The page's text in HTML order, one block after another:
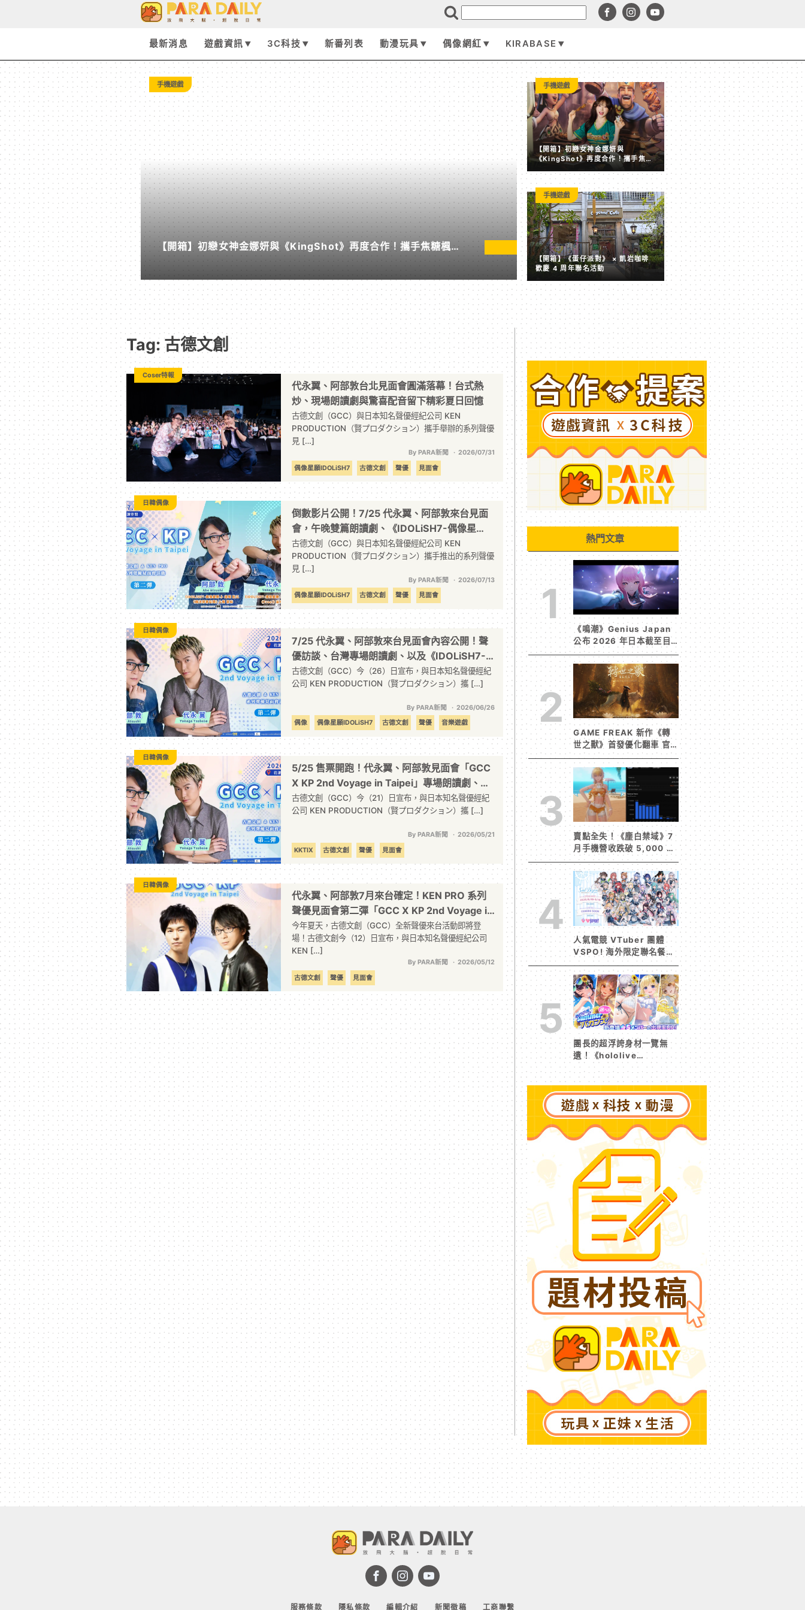
德
文
創
-
Paradaily
-
遊
戲
｜
動
漫
二
次
元
｜
3C
科
技
全
方
位
資
訊
平
台
最新消息 遊戲資訊 3C科技 新番列表 動漫玩具 偶像網紅 KIRABASE
手機遊戲
【開箱】初戀女神金娜妍與《KingShot》再度合作！攜手焦糖楓、
柒息地推出「國王燒烤節」活動
手機遊戲
【開箱】《蛋仔派對》 × 凱岩咖啡 歡慶 4 周年聯名活動
【開箱】初戀女神金娜妍與
《KingShot》再度合作！攜手焦糖
楓、柒息地推出「國王燒烤節」活動
手機遊戲
【開箱】《蛋仔派對》 × 凱岩咖啡
歡慶 4 周年聯名活動
手機遊戲
Tag: 古德文創
Coser特報
代永翼、阿部敦台北見面會圓滿落幕！台式熱
炒、現場朗讀劇與驚喜配音留下精彩夏日回憶
古德文創（GCC）與日本知名聲優經紀公司 KEN
PRODUCTION（賢プロダクション）攜手舉辦的系列聲優
見 […]
By PARA新聞
2026/07/31
偶像星願IDOLiSH7
古德文創 聲優 見面會
日韓偶像
倒數影片公開！7/25 代永翼、阿部敦來台見面
會，午晚雙篇朗讀劇、《IDOLiSH7-偶像星
願-》迷你現場配音專場限定，錯過不再
古德文創（GCC）與日本知名聲優經紀公司 KEN
PRODUCTION（賢プロダクション）攜手推出的系列聲優
見 […]
By PARA新聞
2026/07/13
偶像星願IDOLiSH7
古德文創 聲優 見面會
日韓偶像
7/25 代永翼、阿部敦來台見面會內容公開！聲
優訪談、台灣專場朗讀劇、以及《IDOLiSH7-
偶像星願-》迷你現場配音也將登場！
古德文創（GCC）今（26）日宣布，與日本知名聲優經紀
公司 KEN PRODUCTION（賢プロダクション）攜 […]
By PARA新聞
2026/06/26
偶像
偶像星願IDOLiSH7 古德文創 聲優 音樂遊戲
日韓偶像
5/25 售票開跑！代永翼、阿部敦見面會「GCC
X KP 2nd Voyage in Taipei」專場朗讀劇、神
秘企劃驚喜內容滿載
古德文創（GCC）今（21）日宣布，與日本知名聲優經紀
公司 KEN PRODUCTION（賢プロダクション）攜 […]
By PARA新聞
2026/05/21
KKTIX
古德文創 聲優 見面會
日韓偶像
代永翼、阿部敦7月來台確定！KEN PRO 系列
聲優見面會第二彈「GCC X KP 2nd Voyage in
Taipei」精彩企劃即將公開
今年夏天，古德文創（GCC）全新聲優來台活動即將登
場！古德文創今（12）日宣布，與日本知名聲優經紀公司
KEN […]
By PARA新聞
2026/05/12
古德文創
聲優 見面會
熱門文章
1
《鳴潮》Genius Japan
公布 2026 年日本截至目
前為止人氣歌單《遠航星的
告別》&《自無垠處歸航之
星》入榜
2
GAME FREAK 新作《轉
世之獸》首發優化翻車 官
方急發聲明承諾提供大量更
新彌補
3
賣點全失！《塵白禁域》7
月手機營收跌破 5,000 美
元 停服整改後玩家大量流
失
4
人氣電競 VTuber 團體
VSPO! 海外限定聯名餐廳
《Sail Beyond！～駛向
更遠的彼方～》今夏登場！
5
團長的超浮誇身材一覽無
遺！《hololive
Dreams》首波夏日活動今
日開跑 白銀諾艾爾等 5
位人氣成員泳裝卡池同步解
鎖
服務條款 隱私條款 編輯介紹 新聞徵稿 工商聯繫